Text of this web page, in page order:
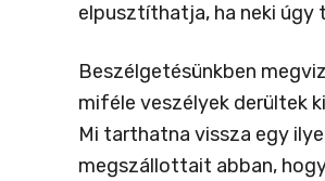
elpusztíthatja, ha neki úgy
Beszélgetésünkben
miféle veszélyek derültek
Mi tarthatna vissza egy
megszállottait abban,